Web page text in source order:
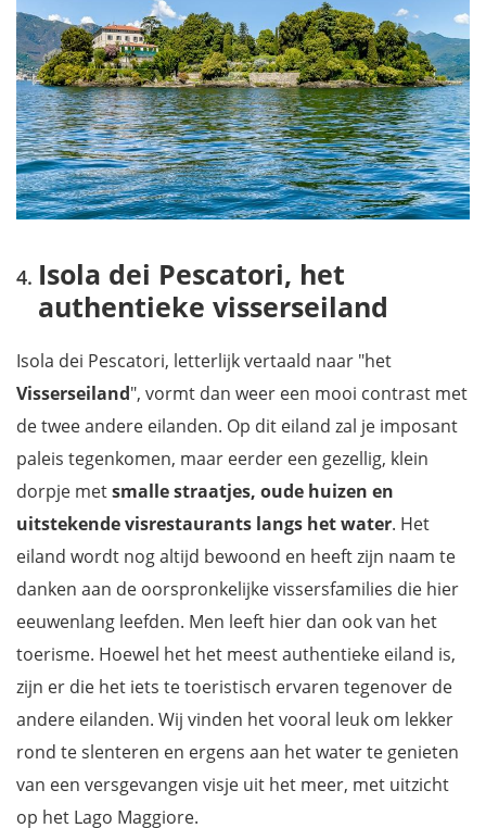
Isola dei Pescatori, het
authentieke visserseiland
Isola dei Pescatori, letterlijk vertaald naar "het
Visserseiland", vormt dan weer een mooi contrast met
de twee andere eilanden. Op dit eiland zal je imposant
paleis tegenkomen, maar eerder een gezellig, klein
dorpje metsmalle straatjes, oude huizen en
uitstekende visrestaurants langs het water. Het
eiland wordt nog altijd bewoond en heeft zijn naam te
danken aan de oorspronkelijke vissersfamilies die hier
eeuwenlang leefden. Men leeft hier dan ook van het
toerisme. Hoewel het het meest authentieke eiland is,
zijn er die het iets te toeristisch ervaren tegenover de
andere eilanden. Wij vinden het vooral leuk om lekker
rond te slenteren en ergens aan het water te genieten
van een versgevangen visje uit het meer, met uitzicht
op het Lago Maggiore.